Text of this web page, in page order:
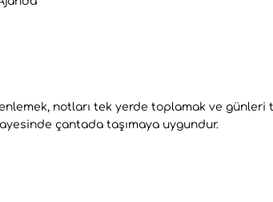
notları tek yerde toplamak ve günleri
çantada taşımaya uygundur.